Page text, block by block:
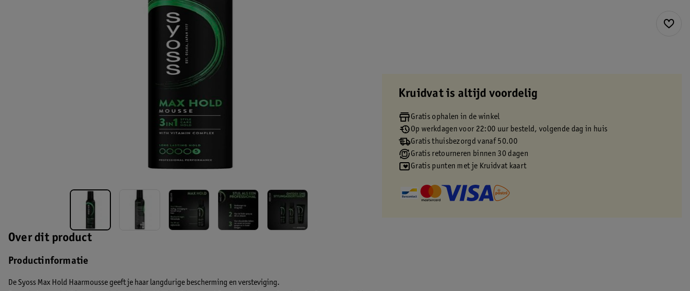
Over dit product
Productinformatie
De Syoss Max Hold Haarmousse geeft je haar langdurige bescherming en versteviging.
Kruidvat is altijd voordelig
Gratis ophalen in de winkel
Op werkdagen voor 22:00 uur besteld, volgende dag in huis
Gratis thuisbezorgd vanaf 50.00
Gratis retourneren binnen 30 dagen
Gratis punten met je Kruidvat kaart